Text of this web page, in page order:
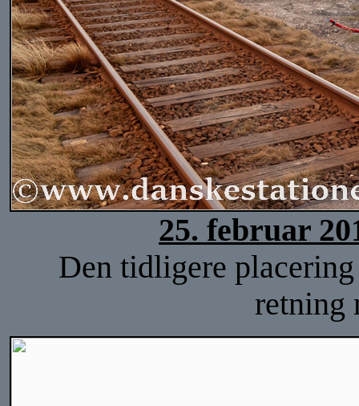
25. februar
Den tidligere
retning